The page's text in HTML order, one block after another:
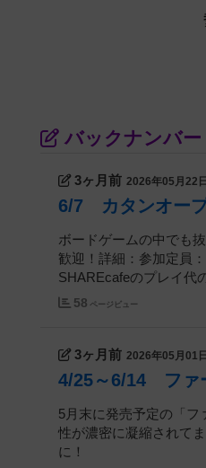
バックナンバー
3ヶ月前 2026年05月22
6/7 カタンオー
ボードゲームの中でも
歓迎！詳細：参加定員
SHAREcafeのプレイ代
58 ページビュー
3ヶ月前 2026年05月01
4/25～6/14 ファ
5月末に発売予定の「
性が濃密に凝縮されて
に！